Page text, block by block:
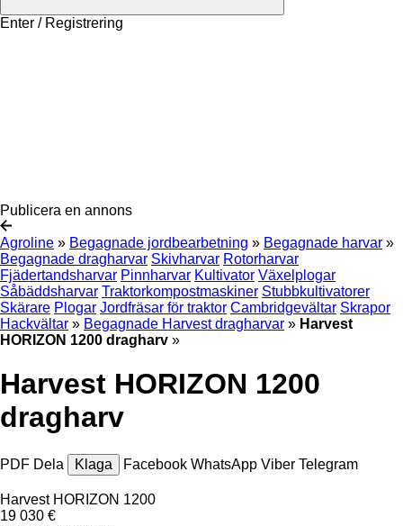
Enter / Registrering
Publicera en annons
Agroline » Begagnade jordbearbetning » Begagnade harvar »
Begagnade dragharvar Skivharvar Rotorharvar
Fjädertandsharvar Pinnharvar Kultivator Växelplogar
Såbäddsharvar Traktorkompostmaskiner Stubbkultivatorer
Skärare Plogar Jordfräsar för traktor Cambridgevältar Skrapor
Hackvältar » Begagnade Harvest dragharvar » Harvest
HORIZON 1200 dragharv »
Harvest HORIZON 1200
dragharv
PDF Dela Klaga Facebook WhatsApp Viber Telegram
Harvest HORIZON 1200
19 030 €